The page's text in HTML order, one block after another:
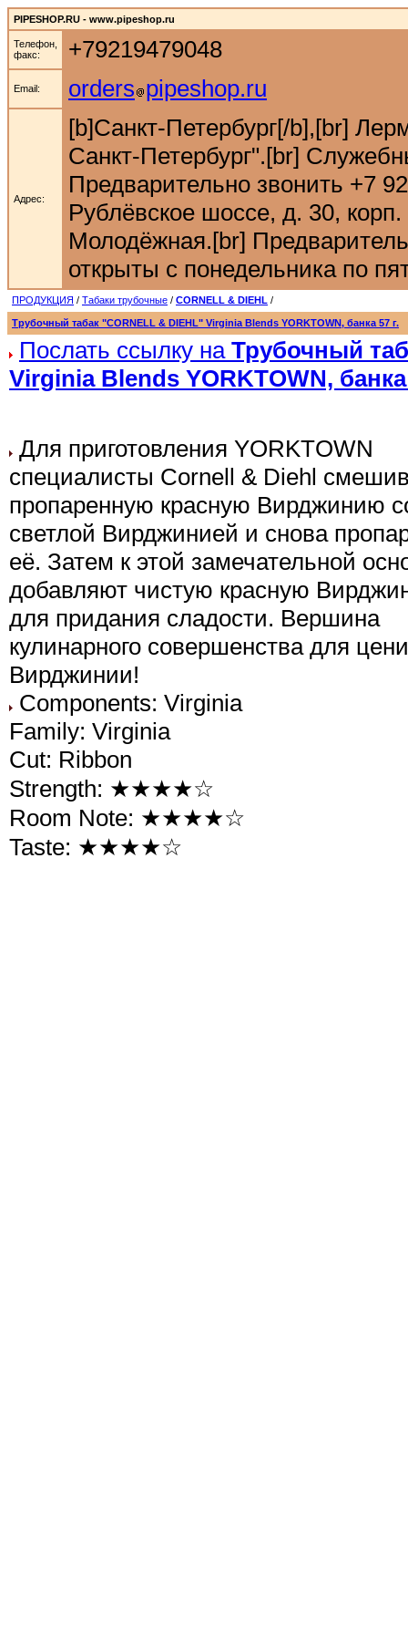
PIPESHOP.RU - www.pipeshop.ru
Телефон,
факс:
+79219479048
Email: orders pipeshop.ru
Адрес:
[b]Санкт-Петербург[/b],[br]
Санкт-Петербург".[br]
Предварительно звонить +7
Рублёвское шоссе, д. 30,
Молодёжная.[br]
открыты с понедельника по
ПРОДУКЦИЯ / Табаки трубочные / CORNELL & DIEHL /
Трубочный табак "CORNELL & DIEHL" Virginia Blends YORKTOWN, банка 57 г.
Послать ссылку на Трубочный
Virginia Blends YORKTOWN, банка
Для приготовления YORKTOWN
специалисты Cornell & Diehl
пропаренную красную Вирджинию
светлой Вирджинией и снова
её. Затем к этой замечательной
добавляют чистую красную
для придания сладости. Вершина
кулинарного совершенства для
Вирджинии!
Components: Virginia
Family: Virginia
Cut: Ribbon
Strength: ★★★★☆
Room Note: ★★★★☆
Taste: ★★★★☆